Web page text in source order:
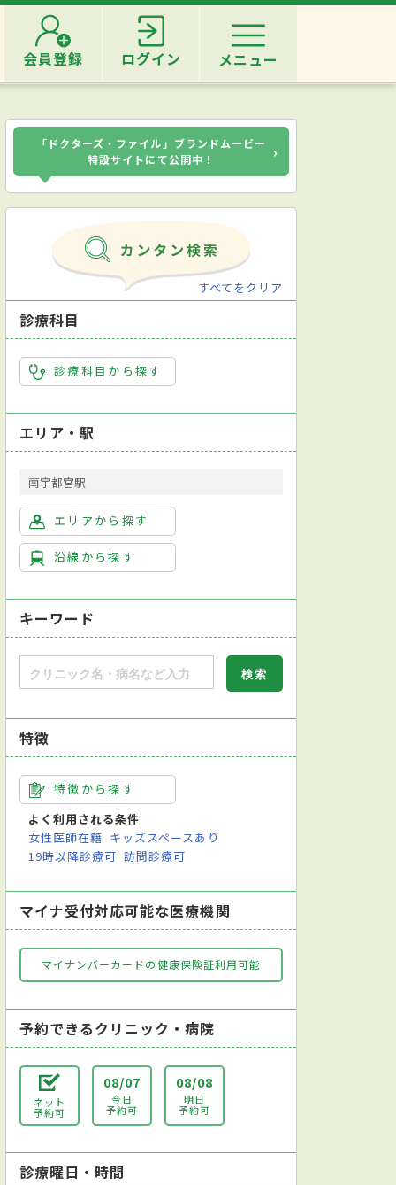
会員登録 ログイン メニュー
「ドクターズ・ファイル」ブランドムービー
特設サイトにて公開中！
›
すべてをクリア
診療科目
診療科目から探す
エリア・駅
南宇都宮駅
エリアから探す
沿線から探す
キーワード
特徴
特徴から探す
よく利用される条件
女性医師在籍 キッズスペースあり
19時以降診療可 訪問診療可
マイナ受付対応可能な医療機関
マイナンバーカードの健康保険証利用可能
予約できるクリニック・病院
ネット
予約可
08/07
今日
予約可
08/08
明日
予約可
診療曜日・時間